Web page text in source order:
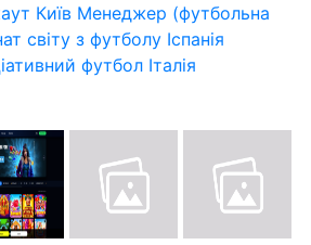
Київ Менеджер (футбольна
світу з футболу Іспанія
футбол Італія